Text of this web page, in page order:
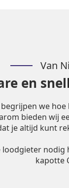
Van
en
we
bieden wij
je altijd kunt
loodgieter
kapotte